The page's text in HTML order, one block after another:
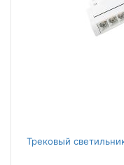
Трековый